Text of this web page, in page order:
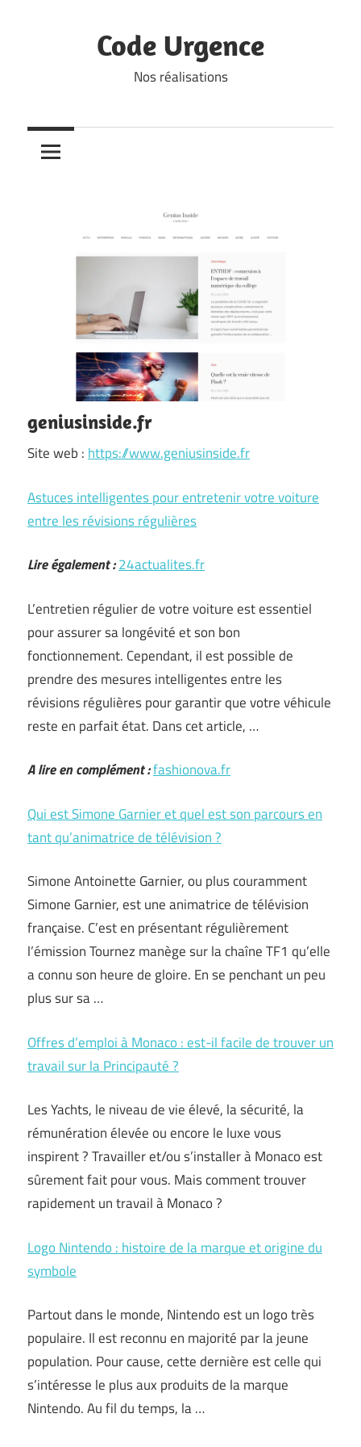
Code Urgence
Nos réalisations
geniusinside.fr
Site web : https://www.geniusinside.fr
Astuces intelligentes pour entretenir votre voiture
entre les révisions régulières
Lire également :24actualites.fr
L’entretien régulier de votre voiture est essentiel
pour assurer sa longévité et son bon
fonctionnement. Cependant, il est possible de
prendre des mesures intelligentes entre les
révisions régulières pour garantir que votre véhicule
reste en parfait état. Dans cet article, …
A lire en complément :fashionova.fr
Qui est Simone Garnier et quel est son parcours en
tant qu’animatrice de télévision ?
Simone Antoinette Garnier, ou plus couramment
Simone Garnier, est une animatrice de télévision
française. C’est en présentant régulièrement
l’émission Tournez manège sur la chaîne TF1 qu’elle
a connu son heure de gloire. En se penchant un peu
plus sur sa …
Offres d’emploi à Monaco : est-il facile de trouver un
travail sur la Principauté ?
Les Yachts, le niveau de vie élevé, la sécurité, la
rémunération élevée ou encore le luxe vous
inspirent ? Travailler et/ou s’installer à Monaco est
sûrement fait pour vous. Mais comment trouver
rapidement un travail à Monaco ?
Logo Nintendo : histoire de la marque et origine du
symbole
Partout dans le monde, Nintendo est un logo très
populaire. Il est reconnu en majorité par la jeune
population. Pour cause, cette dernière est celle qui
s’intéresse le plus aux produits de la marque
Nintendo. Au fil du temps, la …